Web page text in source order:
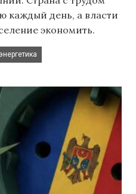
каждый день, а власти
экономить.
энергетика